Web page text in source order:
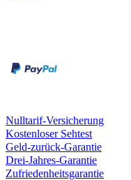
Nulltarif-Versicherung
Kostenloser Sehtest
Geld-zurück-Garantie
Drei-Jahres-Garantie
Zufriedenheitsgarantie